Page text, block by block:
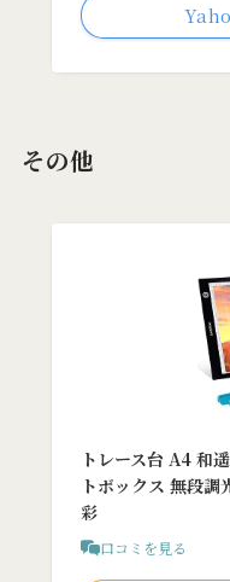
その他
トレース台 A4 和
トボックス 無段調
彩
口コミを見る